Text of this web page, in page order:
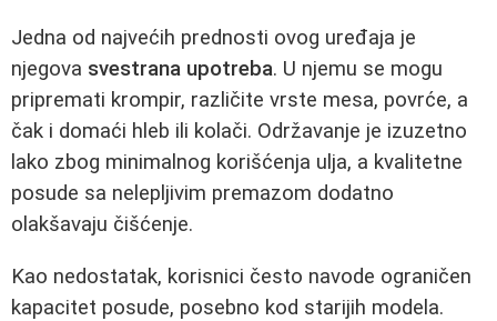
Jedna od najvećih prednosti ovog uređaja je
njegova svestrana upotreba. U njemu se mogu
pripremati krompir, različite vrste mesa, povrće, a
čak i domaći hleb ili kolači. Održavanje je izuzetno
lako zbog minimalnog korišćenja ulja, a kvalitetne
posude sa nelepljivim premazom dodatno
olakšavaju čišćenje.
Kao nedostatak, korisnici često navode ograničen
kapacitet posude, posebno kod starijih modela.